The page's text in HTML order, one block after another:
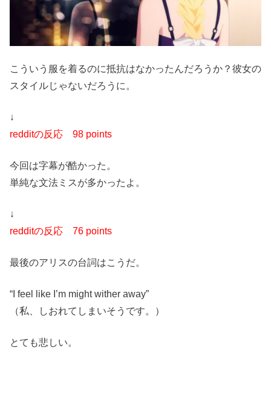
こういう服を着るのに抵抗はなかったんだろうか？彼女の
スタイルじゃないだろうに。
↓
redditの反応 98 points
今回は字幕が酷かった。
単純な文法ミスが多かったよ。
↓
redditの反応 76 points
最後のアリスの台詞はこうだ。
“I feel like I’m might wither away”
（私、しおれてしまいそうです。）
とても悲しい。